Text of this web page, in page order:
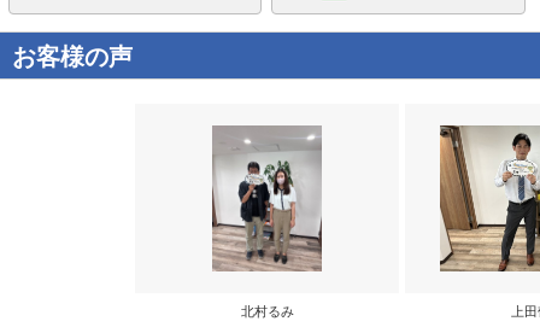
お客様の声
北村るみ 上